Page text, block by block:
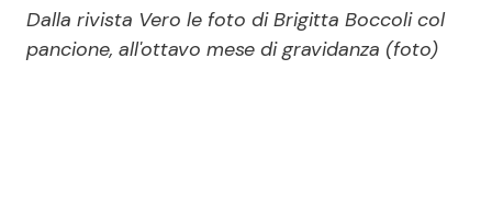
Politica Reality e Talent
Dalla rivista Vero le foto di Brigitta Boccoli col
pancione, all'ottavo mese di gravidanza (foto)